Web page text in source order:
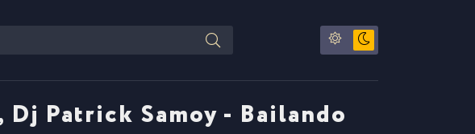
Patrick Samoy - Bailando